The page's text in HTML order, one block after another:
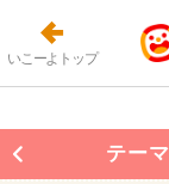
いこーよトップ
テー